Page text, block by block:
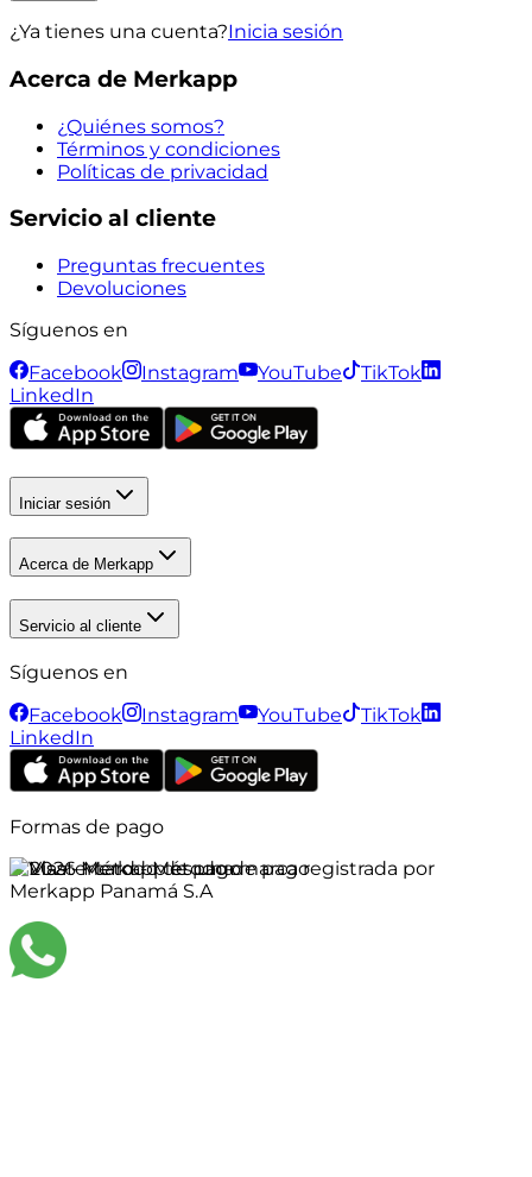
¿Ya tienes una cuenta?Inicia sesión
Acerca de Merkapp
¿Quiénes somos?
Términos y condiciones
Políticas de privacidad
Servicio al cliente
Preguntas frecuentes
Devoluciones
Síguenos en
Facebook
Instagram YouTube
TikTok
LinkedIn
Iniciar sesión
Acerca de Merkapp
Servicio al cliente
Síguenos en
Facebook
Instagram YouTube
TikTok
LinkedIn
Formas de pago
©2026Merkapp es una marca registrada por
Merkapp Panamá S.A